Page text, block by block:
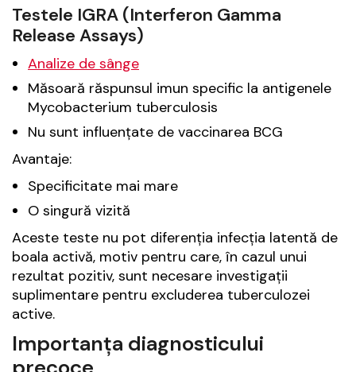
Testele IGRA (Interferon Gamma
Release Assays)
Analize de sânge
Măsoară răspunsul imun specific la antigenele
Mycobacterium tuberculosis
Nu sunt influențate de vaccinarea BCG
Avantaje:
Specificitate mai mare
O singură vizită
Aceste teste nu pot diferenția infecția latentă de
boala activă, motiv pentru care, în cazul unui
rezultat pozitiv, sunt necesare investigații
suplimentare pentru excluderea tuberculozei
active.
Importanța diagnosticului